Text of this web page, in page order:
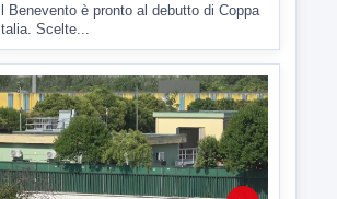
Il Benevento è pronto al debutto di Coppa
Italia. Scelte...